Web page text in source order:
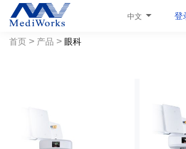
中文 登
首页 > 产品 > 眼科